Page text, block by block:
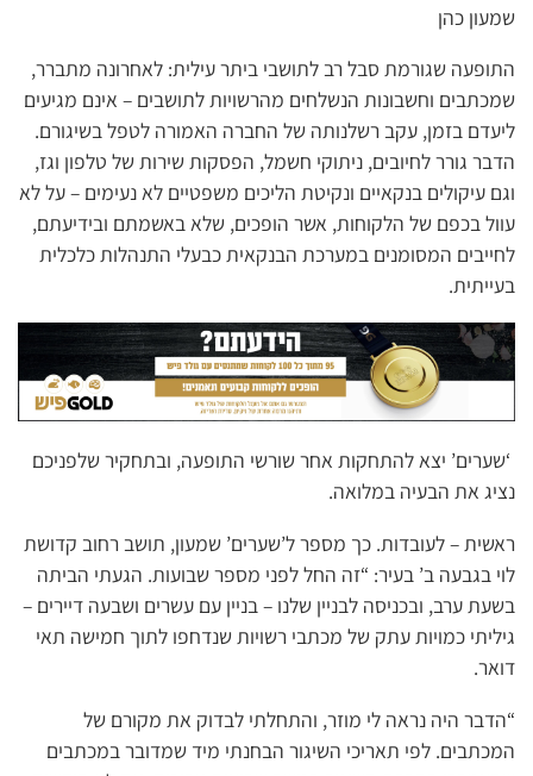
שמעון כהן
התופעה שגורמת סבל רב לתושבי ביתר עילית: לאחרונה מתברר,
שמכתבים וחשבונות הנשלחים מהרשויות לתושבים – אינם מגיעים
ליעדם בזמן, עקב רשלנותה של החברה האמורה לטפל בשיגורם.
הדבר גורר לחיובים, ניתוקי חשמל, הפסקות שירות של טלפון וגז,
וגם עיקולים בנקאיים ונקיטת הליכים משפטיים לא נעימים – על לא
עוול בכפם של הלקוחות, אשר הופכים, שלא באשמתם ובידיעתם,
לחייבים המסומנים במערכת הבנקאית כבעלי התנהלות כלכלית
בעייתית.
‘שערים’ יצא להתחקות אחר שורשי התופעה, ובתחקיר שלפניכם
נציג את הבעיה במלואה.
ראשית – לעובדות. כך מספר ל’שערים’ שמעון, תושב רחוב קדושת
לוי בגבעה ב’ בעיר: “זה החל לפני מספר שבועות. הגעתי הביתה
בשעת ערב, ובכניסה לבניין שלנו – בניין עם עשרים ושבעה דיירים –
גיליתי כמויות עתק של מכתבי רשויות שנדחפו לתוך חמישה תאי
דואר.
“הדבר היה נראה לי מוזר, והתחלתי לבדוק את מקורם של
המכתבים. לפי תאריכי השיגור הבחנתי מיד שמדובר במכתבים